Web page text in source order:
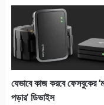
যেভাবে কাজ করবে ফেসবুকের
পড়ার’ ডিভাইস